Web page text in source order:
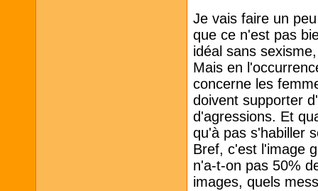
Je vais faire un
que ce n'est pas
idéal sans
Mais en
concerne les
doivent supporter
d'agressions. Et
qu'à pas s'habiller
Bref, c'est l'image
n'a-t-on pas 50%
images, quels